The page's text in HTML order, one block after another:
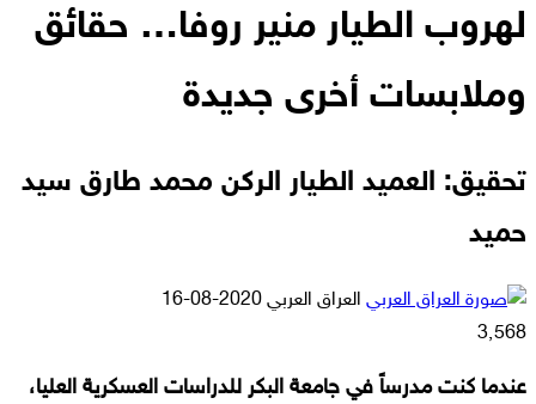
لهروب الطيار منير روفا… حقائق
وملابسات أخرى جديدة
تحقيق: العميد الطيار الركن محمد طارق سيد
حميد
العراق العربي أرسل
2020-08-16
3٬568
عندما كنت مدرساً في جامعة البكر للدراسات العسكرية العليا،